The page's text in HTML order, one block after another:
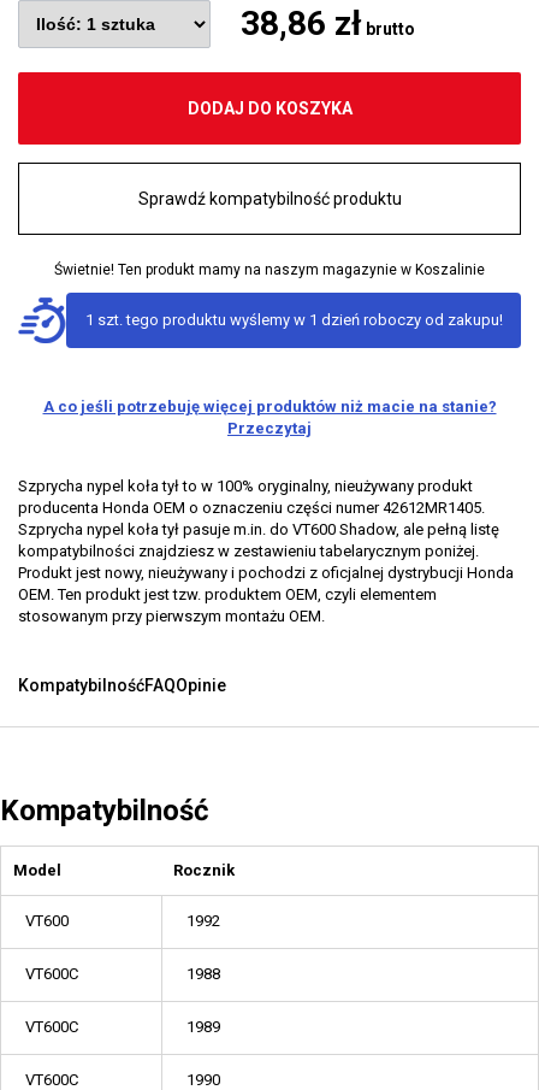
38,86 zł brutto
DODAJ DO KOSZYKA
Sprawdź kompatybilność produktu
Świetnie! Ten produkt mamy na naszym magazynie w Koszalinie
1 szt. tego produktu wyślemy w 1 dzień roboczy od zakupu!
A co jeśli potrzebuję więcej produktów niż macie na stanie?
Przeczytaj
Szprycha nypel koła tył to w 100% oryginalny, nieużywany produkt
producenta Honda OEM o oznaczeniu części numer 42612MR1405.
Szprycha nypel koła tył pasuje m.in. do VT600 Shadow, ale pełną listę
kompatybilności znajdziesz w zestawieniu tabelarycznym poniżej.
Produkt jest nowy, nieużywany i pochodzi z oficjalnej dystrybucji Honda
OEM. Ten produkt jest tzw. produktem OEM, czyli elementem
stosowanym przy pierwszym montażu OEM.
KompatybilnośćFAQOpinie
Kompatybilność
Model Rocznik
VT600 1992
VT600C 1988
VT600C 1989
VT600C 1990